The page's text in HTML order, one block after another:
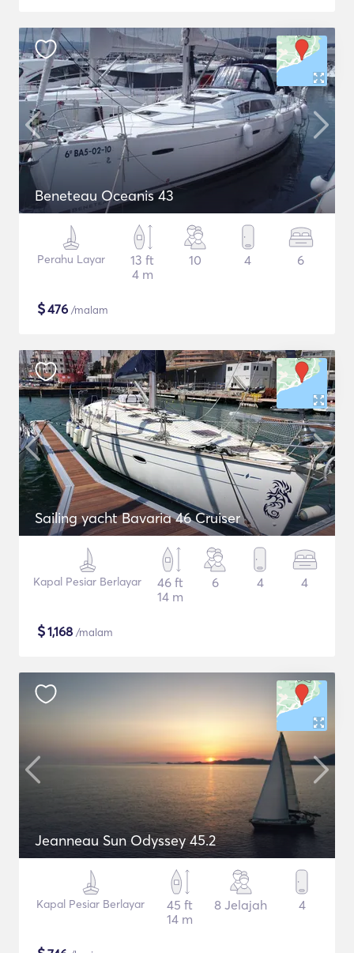
Beneteau Oceanis 43
Perahu Layar
13 ft
4 m
10 4 6
$476 /malam
Sailing yacht Bavaria 46 Cruiser
Kapal Pesiar Berlayar
46 ft
14 m
6 4 4
$1,168 /malam
Jeanneau Sun Odyssey 45.2
Kapal Pesiar Berlayar
45 ft
14 m
8 Jelajah 4